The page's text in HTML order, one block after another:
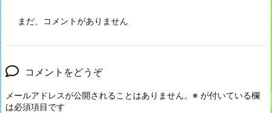
まだ、コメントがありません
コメントをどうぞ
メールアドレスが公開されることはありません。 ※ が付いている欄
は必須項目です